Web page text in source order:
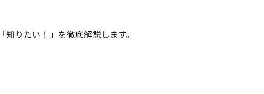
りたい！」を徹底解説します。